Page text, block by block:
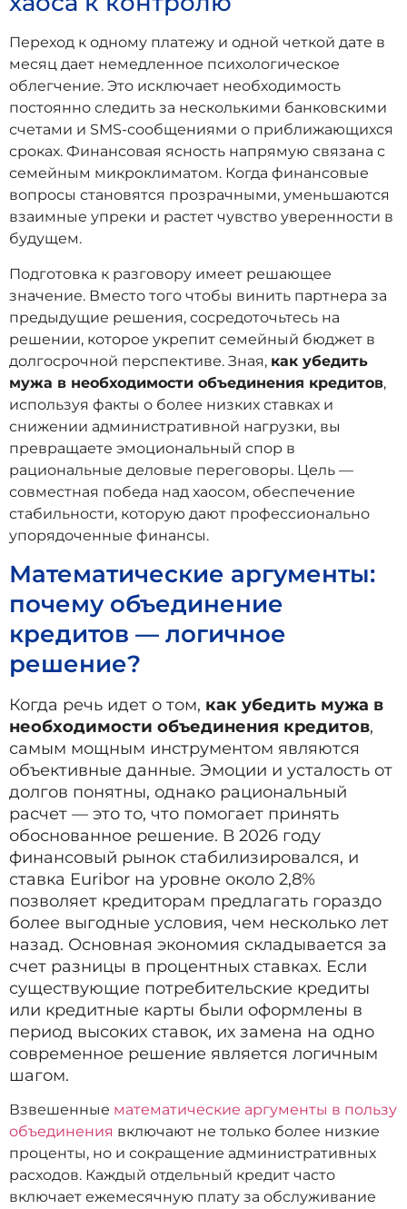
Переход к одному платежу и одной четкой дате в
месяц дает немедленное психологическое
облегчение. Это исключает необходимость
постоянно следить за несколькими банковскими
счетами и SMS-сообщениями о приближающихся
сроках. Финансовая ясность напрямую связана с
семейным микроклиматом. Когда финансовые
вопросы становятся прозрачными, уменьшаются
взаимные упреки и растет чувство уверенности в
будущем.
Подготовка к разговору имеет решающее
значение. Вместо того чтобы винить партнера за
предыдущие решения, сосредоточьтесь на
решении, которое укрепит семейный бюджет в
долгосрочной перспективе. Зная, как убедить
мужа в необходимости объединения кредитов,
используя факты о более низких ставках и
снижении административной нагрузки, вы
превращаете эмоциональный спор в
рациональные деловые переговоры. Цель —
совместная победа над хаосом, обеспечение
стабильности, которую дают профессионально
упорядоченные финансы.
Математические аргументы:
почему объединение
кредитов — логичное
решение?
Когда речь идет о том, как убедить мужа в
необходимости объединения кредитов,
самым мощным инструментом являются
объективные данные. Эмоции и усталость от
долгов понятны, однако рациональный
расчет — это то, что помогает принять
обоснованное решение. В 2026 году
финансовый рынок стабилизировался, и
ставка Euribor на уровне около 2,8%
позволяет кредиторам предлагать гораздо
более выгодные условия, чем несколько лет
назад. Основная экономия складывается за
счет разницы в процентных ставках. Если
существующие потребительские кредиты
или кредитные карты были оформлены в
период высоких ставок, их замена на одно
современное решение является логичным
шагом.
Взвешенные математические аргументы в пользу
объединения включают не только более низкие
проценты, но и сокращение административных
расходов. Каждый отдельный кредит часто
включает ежемесячную плату за обслуживание